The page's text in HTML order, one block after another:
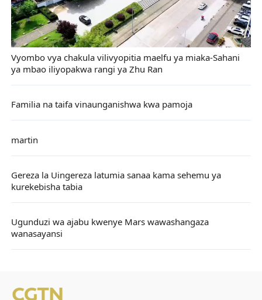
Vyombo vya chakula vilivyopitia maelfu ya miaka-Sahani
ya mbao iliyopakwa rangi ya Zhu Ran
Familia na taifa vinaunganishwa kwa pamoja
martin
Gereza la Uingereza latumia sanaa kama sehemu ya
kurekebisha tabia
Ugunduzi wa ajabu kwenye Mars wawashangaza
wanasayansi